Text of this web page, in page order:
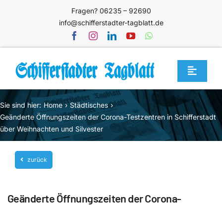
Fragen? 06235 – 92690
info@schifferstadter-tagblatt.de
Toggle
Home
Themen
Blog
Unternehmen
Mediathek
Sie sind hier: Home
Städtisches
Geänderte Öffnungszeiten der Corona-Testzentren in Schifferstadt
über Weihnachten und Silvester
zurück
Geänderte Öffnungszeiten der Corona-